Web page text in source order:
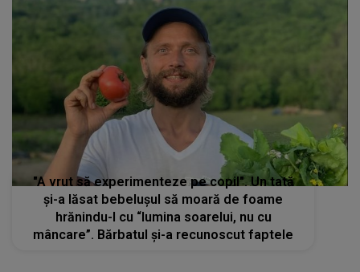
"A vrut să experimenteze pe copil". Un tată
și-a lăsat bebelușul să moară de foame
hrănindu-l cu “lumina soarelui, nu cu
mâncare”. Bărbatul și-a recunoscut faptele